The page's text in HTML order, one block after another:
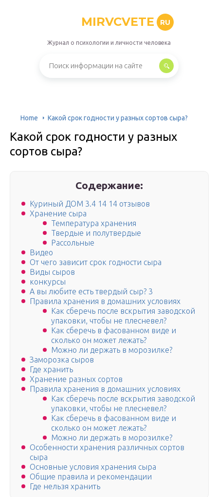
MIRVCVETE RU
Журнал о психологии и личности человека
Home Какой срок годности у разных сортов сыра?
Какой срок годности у разных
сортов сыра?
Содержание:
Куриный ДОМ 3.4 14 14 отзывов
Хранение сыра
Температура хранения
Твердые и полутвердые
Рассольные
Видео
От чего зависит срок годности сыра
Виды сыров
конкурсы
А вы любите есть твердый сыр? 3
Правила хранения в домашних условиях
Как сберечь после вскрытия заводской
упаковки, чтобы не плесневел?
Как сберечь в фасованном виде и
сколько он может лежать?
Можно ли держать в морозилке?
Заморозка сыров
Где хранить
Хранение разных сортов
Правила хранения в домашних условиях
Как сберечь после вскрытия заводской
упаковки, чтобы не плесневел?
Как сберечь в фасованном виде и
сколько он может лежать?
Можно ли держать в морозилке?
Особенности хранения различных сортов
сыра
Основные условия хранения сыра
Общие правила и рекомендации
Где нельзя хранить